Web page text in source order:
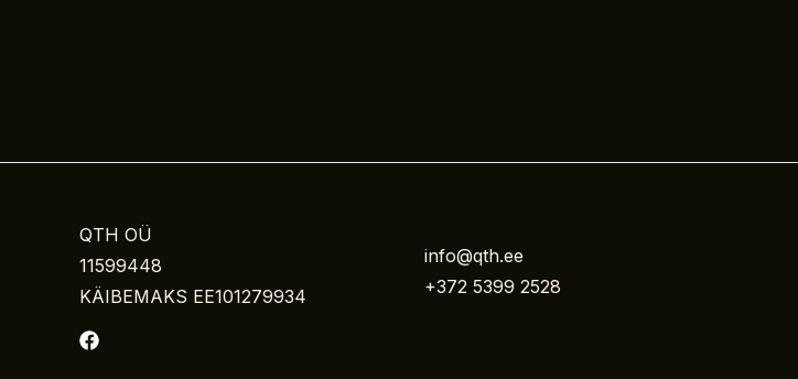
QTH OÜ
11599448
KÄIBEMAKS EE101279934
info@qth.ee
+372 5399 2528